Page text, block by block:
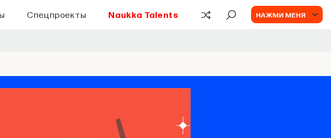
Спецпроекты Naukka Talents НАЖМИ МЕНЯ